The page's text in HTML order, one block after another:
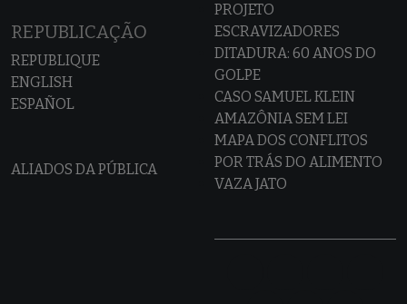
REPUBLICAÇÃO
REPUBLIQUE
ENGLISH
ESPAÑOL
ALIADOS DA PÚBLICA
PROJETO
ESCRAVIZADORES
DITADURA: 60 ANOS DO
GOLPE
CASO SAMUEL KLEIN
AMAZÔNIA SEM LEI
MAPA DOS CONFLITOS
POR TRÁS DO ALIMENTO
VAZA JATO